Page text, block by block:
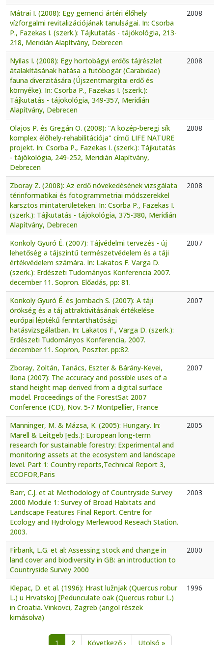
Mátrai I. (2008): Egy gemenci ártéri élőhely
vízforgalmi revitalizációjának tanulságai. In: Csorba
P., Fazekas I. (szerk.): Tájkutatás - tájökológia, 213-
218, Meridián Alapítvány, Debrecen
2008
Nyilas I. (2008): Egy hortobágyi erdős tájrészlet
átalakításának hatása a futóbogár (Carabidae)
fauna diverzitására (Újszentmargitai erdő és
környéke). In: Csorba P., Fazekas I. (szerk.):
Tájkutatás - tájökológia, 349-357, Meridián
Alapítvány, Debrecen
2008
Olajos P. és Gregán O. (2008): "A közép-beregi sík
komplex élőhely-rehabilitációja" című LIFE NATURE
projekt. In: Csorba P., Fazekas I. (szerk.): Tájkutatás
- tájökológia, 249-252, Meridián Alapítvány,
Debrecen
2008
Zboray Z. (2008): Az erdő növekedésének vizsgálata
térinformatikai és fotogrammetriai módszerekkel
karsztos mintaterületeken. In: Csorba P., Fazekas I.
(szerk.): Tájkutatás - tájökológia, 375-380, Meridián
Alapítvány, Debrecen
2008
Konkoly Gyuró É. (2007): Tájvédelmi tervezés - új
lehetőség a tájszintű természetvédelem és a táji
értékvédelem számára. In: Lakatos F. Varga D.
(szerk.): Erdészeti Tudományos Konferencia 2007.
december 11. Sopron. Előadás, pp: 81.
2007
Konkoly Gyuró É. és Jombach S. (2007): A táji
örökség és a táj attraktivitásának értékelése
európai léptékű fenntarthatósági
hatásvizsgálatban. In: Lakatos F., Varga D. (szerk.):
Erdészeti Tudományos Konferencia, 2007.
december 11. Sopron, Poszter. pp:82.
2007
Zboray, Zoltán, Tanács, Eszter & Bárány-Kevei,
Ilona (2007): The accuracy and possible uses of a
stand height map derived from a digital surface
model. Proceedings of the ForestSat 2007
Conference (CD), Nov. 5-7 Montpellier, France
2007
Manninger, M. & Mázsa, K. (2005): Hungary. In:
Marell & Leitgeb [eds.]: European long-term
research for sustainable forestry: Experimental and
monitoring assets at the ecosystem and landscape
level. Part 1: Country reports,Technical Report 3,
ECOFOR,Paris
2005
Barr, C.J. et al: Methodology of Countryside Survey
2000 Module 1: Survey of Broad Habitats and
Landscape Features Final Report. Centre for
Ecology and Hydrology Merlewood Reseach Station.
2003.
2003
Firbank, L.G. et al: Assessing stock and change in
land cover and biodiversity in GB: an introduction to
Countryside Survey 2000
2000
Klepac, D. et al. (1996): Hrast lužnjak (Quercus robur
L.) u Hrvatskoj [Pedunculate oak (Quercus robur L.)
in Croatia. Vinkovci, Zagreb (angol részek
kimásolva)
1996
Pagination1 2 Következő ›Next page
Utolsó »Last page